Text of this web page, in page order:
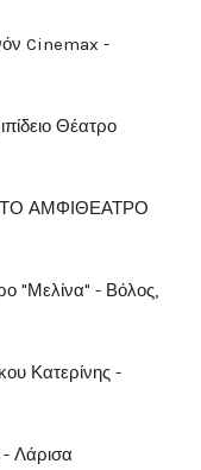
Cinemax -
Θέατρο
ΑΜΦΙΘΕΑΤΡΟ
"Μελίνα" - Βόλος,
Κατερίνης -
Λάρισα